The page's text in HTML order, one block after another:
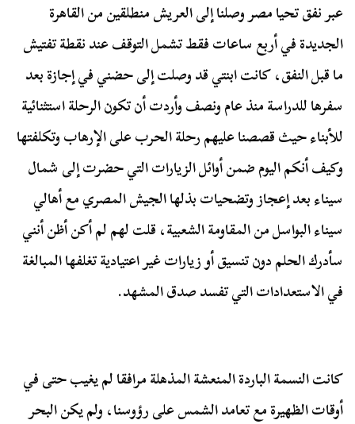
عبر نفق تحيا مصر وصلنا إلى العريش منطلقين من القاهرة
الجديدة في أربع ساعات فقط تشمل التوقف عند نقطة تفتيش
ما قبل النفق، كانت ابنتي قد وصلت إلى حضني في إجازة بعد
سفرها للدراسة منذ عام ونصف وأردت أن تكون الرحلة استثنائية
للأبناء حيث قصصنا عليهم رحلة الحرب على الإرهاب وتكلفتها
وكيف أنكم اليوم ضمن أوائل الزيارات التي حضرت إلى شمال
سيناء بعد إعجاز وتضحيات بذلها الجيش المصري مع أهالي
سيناء البواسل من المقاومة الشعبية، قلت لهم لم أكن أظن أنني
سأدرك الحلم دون تنسيق أو زيارات غير اعتيادية تغلفها المبالغة
في الاستعدادات التي تفسد صدق المشهد.
كانت النسمة الباردة المنعشة المذهلة مرافقا لم يغيب حتى في
أوقات الظهيرة مع تعامد الشمس على رؤوسنا، ولم يكن البحر